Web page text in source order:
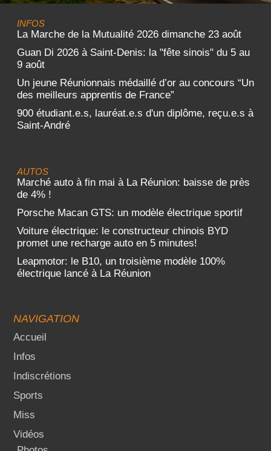
INFOS
La Marche de la Mutualité 2026 dimanche 23 août
Guan Di 2026 à Saint-Denis: la "fête sinois" du 5 au
9 août
Un jeune Réunionnais médaillé d’or au concours “Un
des meilleurs apprentis de France”
900 étudiant.e.s, lauréat.e.s d'un diplôme, reçu.e.s à
Saint-André
AUTOS
Marché auto à fin mai à La Réunion: baisse de près
de 4% !
Porsche Macan GTS: un modèle électrique sportif
Voiture électrique: le constructeur chinois BYD
promet une recharge auto en 5 minutes!
Leapmotor: le B10, un troisième modèle 100%
électrique lancé à La Réunion
NAVIGATION
Accueil
Infos
Indiscrétions
Sports
Miss
Vidéos